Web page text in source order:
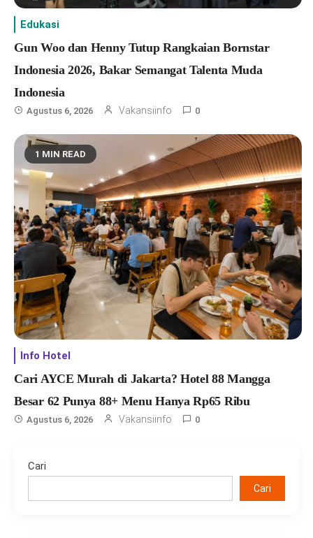
Edukasi
Gun Woo dan Henny Tutup Rangkaian Bornstar
Indonesia 2026, Bakar Semangat Talenta Muda
Indonesia
Agustus 6, 2026 Vakansiinfo 0
1 MIN READ
Info Hotel
Cari AYCE Murah di Jakarta? Hotel 88 Mangga
Besar 62 Punya 88+ Menu Hanya Rp65 Ribu
Agustus 6, 2026 Vakansiinfo 0
Cari
Cari